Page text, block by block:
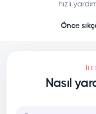
hızlı
Önce
Nasıl